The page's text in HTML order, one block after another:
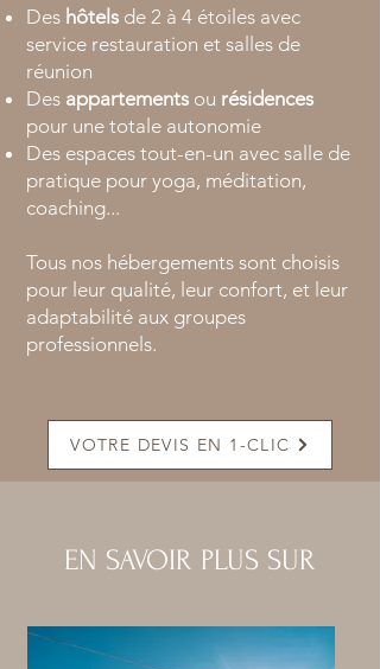
Des hôtels de 2 à 4 étoiles avec
service restauration et salles de
réunion
Des appartements ou résidences
pour une totale autonomie
Des espaces tout-en-un avec salle de
pratique pour yoga, méditation,
coaching...
Tous nos hébergements sont choisis
pour leur qualité, leur confort, et leur
adaptabilité aux groupes
professionnels.
VOTRE DEVIS EN 1-CLIC
EN SAVOIR PLUS SUR